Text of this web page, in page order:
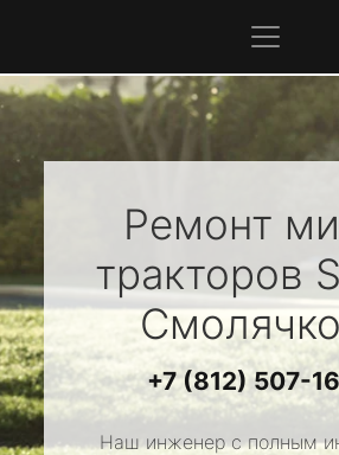
Ремонт
тракторов
+7 (812) 507-
Наш инженер с полным